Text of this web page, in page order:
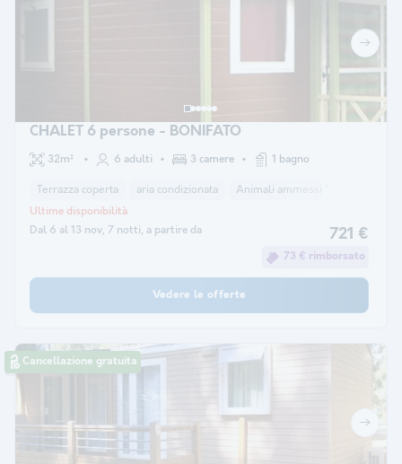
CHALET 6 persone - BONIFATO
32m² 6 adulti 3 camere 1 bagno
Terrazza coperta aria condizionata Animali ammessi *
Dal 6 al 13 nov, 7 notti, a partire da
Ultime disponibilità
721 €
73 € rimborsato
Vedere le offerte
Cancellazione gratuita